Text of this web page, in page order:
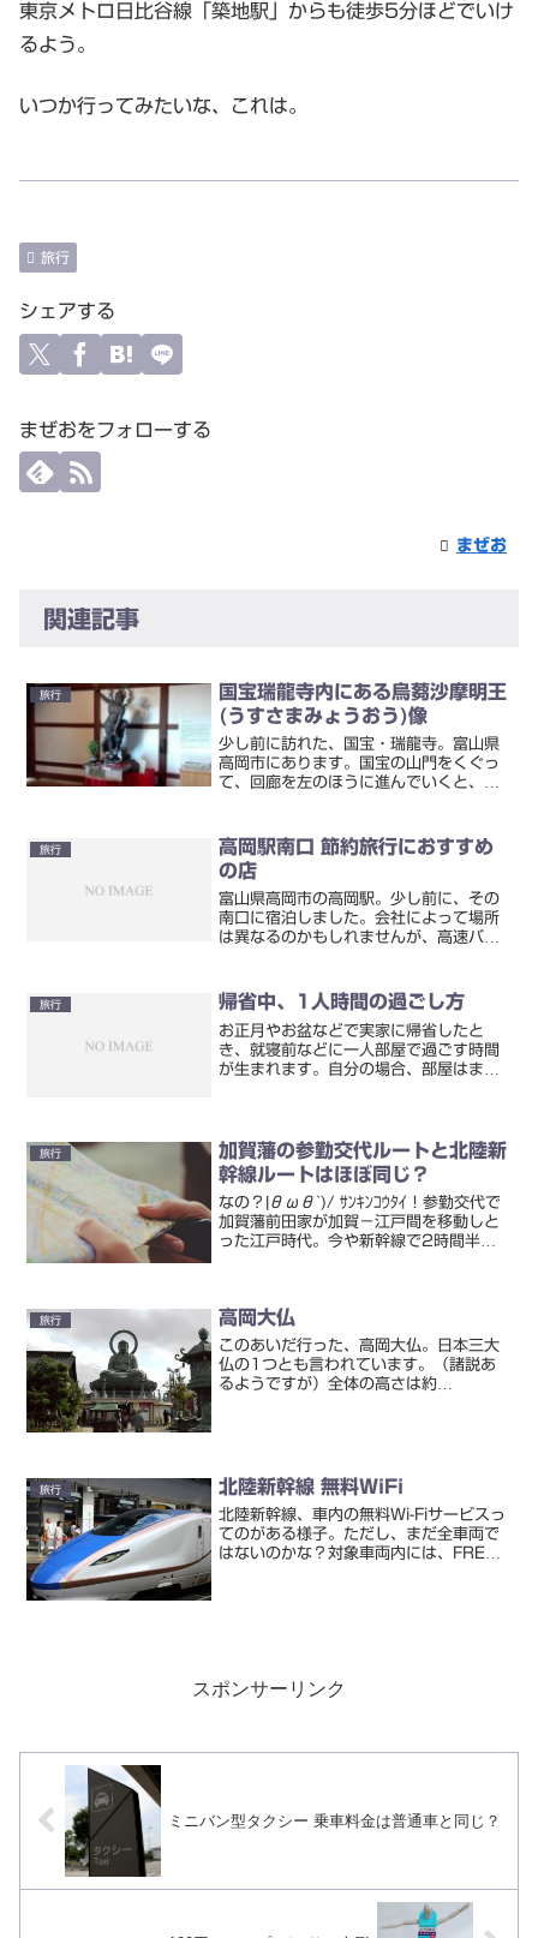
東京メトロ日比谷線「築地駅」からも徒歩5分ほどでいけ
るよう。
いつか行ってみたいな、これは。
旅行
シェアする
まぜおをフォローする
まぜお
関連記事
旅行
国宝瑞龍寺内にある烏蒭沙摩明王
(うすさまみょうおう)像
少し前に訪れた、国宝・瑞龍寺。富山県
高岡市にあります。国宝の山門をくぐっ
て、回廊を左のほうに進んでいくと、ど
みょうおう)さま！トイレの神様ですよ
ね。「どうしてこちらに...
旅行
高岡駅南口 節約旅行におすすめ
の店
富山県高岡市の高岡駅。少し前に、その
南口に宿泊しました。会社によって場所
は異なるのかもしれませんが、高速バス
でも節約したい人におすすめのお店があ
るので、覚えているうちに...
旅行 帰省中、1人時間の過ごし方
お正月やお盆などで実家に帰省したと
き、就寝前などに一人部屋で過ごす時間
が生まれます。自分の場合、部屋はまだ
ラジカセを借りて持ってきて...
旅行
加賀藩の参勤交代ルートと北陸新
幹線ルートはほぼ同じ？
なの？|θωθ`)/ ｻﾝｷﾝｺｳﾀｲ！参勤交代で
加賀藩前田家が加賀－江戸間を移動しと
った江戸時代。今や新幹線で2時間半で
き！ pi...
旅行 高岡大仏
このあいだ行った、高岡大仏。日本三大
仏の1つとも言われています。（諸説あ
るようですが）全体の高さは約
旅行 北陸新幹線 無料WiFi
北陸新幹線、車内の無料Wi-Fiサービスっ
てのがある様子。ただし、まだ全車両で
はないのかな？対象車両内には、FREE
スポンサーリンク
ミニバン型タクシー 乗車料金は普通車と同じ？